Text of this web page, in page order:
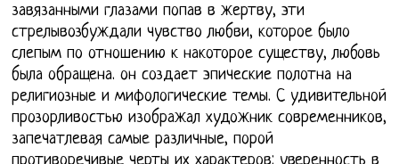
завязанными глазами попав в жертву, эти
стрелывозбуждали чувство любви, которое было
слепым по отношению к накоторое существу, любовь
была обращена. он создает эпические полотна на
религиозные и мифологические темы. С удивительной
прозорливостью изображал художник современников,
запечатлевая самые различные, порой